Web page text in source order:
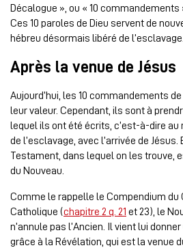
Décalogue », ou « 10
Ces 10 paroles de Dieu servent de
hébreu désormais libéré de l’esclavage.
Après la venue de Jésus
Aujourd’hui, les 10 commandements
leur valeur. Cependant, ils sont à
lequel ils ont été écrits, c’est-à-dire
de l’esclavage, avec l’arrivée de Jésus.
Testament, dans lequel on les trouve,
du Nouveau.
Comme le rappelle le Compendium du
Catholique (chapitre 2 q. 21 et 23), le
n’annule pas l’Ancien. Il vient lui
grâce à la Révélation, qui est la venue